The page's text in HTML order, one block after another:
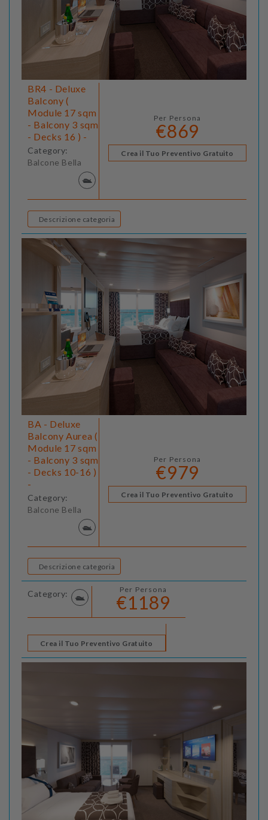
BR4 - Deluxe
Balcony (
Module 17 sqm
- Balcony 3 sqm
- Decks 16 ) -
Category:
Balcone Bella
Per Persona
€869
Crea il Tuo Preventivo Gratuito
Descrizione categoria
BA - Deluxe
Balcony Aurea (
Module 17 sqm
- Balcony 3 sqm
- Decks 10-16 )
-
Category:
Balcone Bella
Per Persona
€979
Crea il Tuo Preventivo Gratuito
Descrizione categoria
Category: Per Persona
€1189
Crea il Tuo Preventivo Gratuito